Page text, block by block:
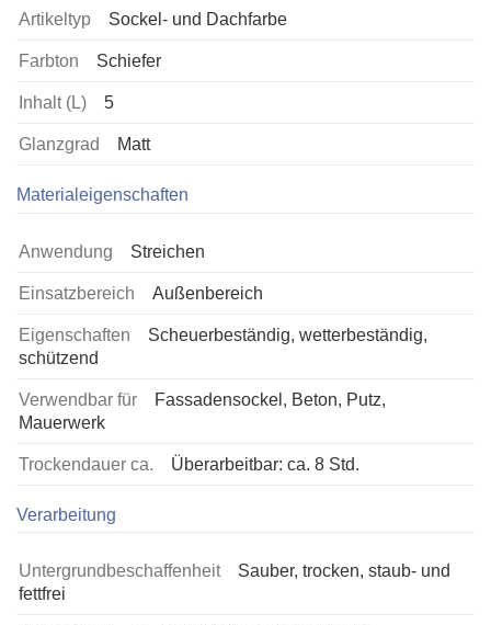
Artikeltyp Sockel- und Dachfarbe
Farbton Schiefer
Inhalt (L) 5
Glanzgrad Matt
Materialeigenschaften
Anwendung Streichen
Einsatzbereich Außenbereich
Eigenschaften
Scheuerbeständig, wetterbeständig,
schützend
Verwendbar für
Fassadensockel, Beton, Putz,
Mauerwerk
Trockendauer ca. Überarbeitbar: ca. 8 Std.
Verarbeitung
Untergrundbeschaffenheit
Sauber, trocken, staub- und
fettfrei